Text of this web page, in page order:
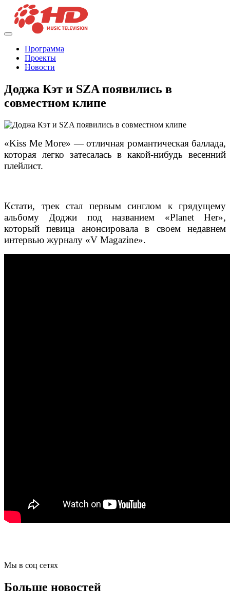
Программа
Проекты
Новости
Доджа Кэт и SZA появились в
совместном клипе
«Kiss Me More» — отличная романтическая баллада,
которая легко затесалась в какой-нибудь весенний
плейлист.
Кстати, трек стал первым синглом к грядущему
альбому Доджи под названием «Planet Her»,
который певица анонсировала в своем недавнем
интервью журналу «V Magazine».
Мы в соц сетях
Больше новостей